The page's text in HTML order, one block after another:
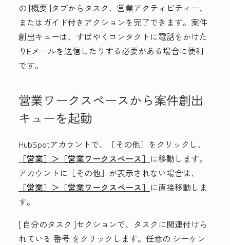
の [概要]タブからタスク、営業アクティビティー、
またはガイド付きアクションを完了できます。案件
創出キューは、すばやくコンタクトに電話をかけた
りEメールを送信したりする必要がある場合に便利
です。
営業ワークスペースから案件創出
キューを起動
HubSpotアカウントで、
［その他］をクリックし、
［営業］＞ ［営業ワークスペース］ に移動します。
アカウントに ［その他］が表示されない場合は、
［営業］＞ ［営業ワークスペース］ に直接移動しま
す。
[ 自分のタスク ]セクションで、タスクに関連付けら
れている 番号 をクリックします。任意の シーケン